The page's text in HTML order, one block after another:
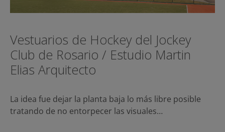
Vestuarios de Hockey del Jockey
Club de Rosario / Estudio Martin
Elias Arquitecto
La idea fue dejar la planta baja lo más libre posible
tratando de no entorpecer las visuales…